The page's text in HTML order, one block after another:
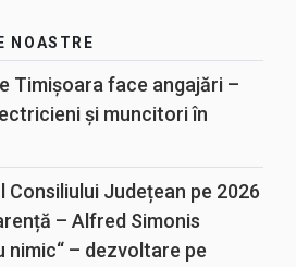
NOASTRE
Timișoara face angajări –
și muncitori în
Consiliului Județean pe 2026
– Alfred Simonis
nimic“ – dezvoltare pe